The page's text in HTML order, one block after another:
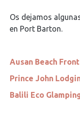
Os dejamos
en Port Barton.
Ausan Beach
Prince John
Balili Eco